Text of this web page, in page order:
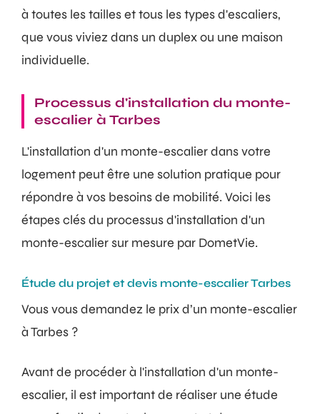
à toutes les tailles et tous les types d'escaliers,
que vous viviez dans un duplex ou une maison
individuelle.
Processus d'installation du monte-
escalier à Tarbes
L'installation d'un monte-escalier dans votre
logement peut être une solution pratique pour
répondre à vos besoins de mobilité. Voici les
étapes clés du processus d'installation d'un
monte-escalier sur mesure par DometVie.
Étude du projet et devis monte-escalier Tarbes
Vous vous demandez le prix d’un monte-escalier
à Tarbes ?
Avant de procéder à l'installation d'un monte-
escalier, il est important de réaliser une étude